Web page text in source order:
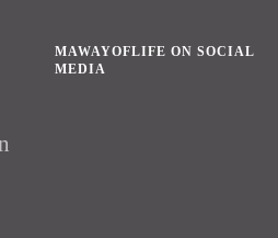
MAWAYOFLIFE ON SOCIAL
MEDIA